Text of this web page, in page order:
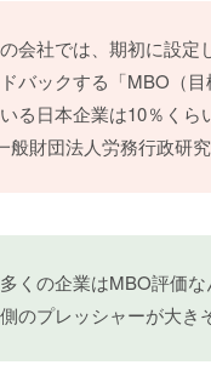
会社では、期初に設定
バックする「MBO（
る日本企業は10％くら
般財団法人労務行政研
くの企業はMBO評価
のプレッシャーが大き